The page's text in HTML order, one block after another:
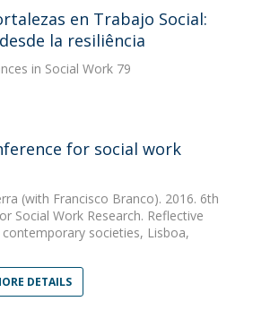
en Trabajo Social:
la resiliência
in Social Work 79
for social work
(with Francisco Branco). 2016. 6th
Social Work Research. Reflective
societies, Lisboa,
DETAILS